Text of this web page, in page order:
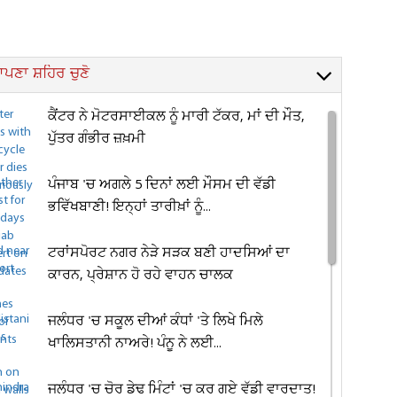
ਸ਼ਹਿਰ ਚੁਣੋ
ਕੈਂਟਰ ਨੇ ਮੋਟਰਸਾਈਕਲ ਨੂੰ ਮਾਰੀ ਟੱਕਰ, ਮਾਂ ਦੀ ਮੌਤ,
ਪੁੱਤਰ ਗੰਭੀਰ ਜ਼ਖ਼ਮੀ
ਪੰਜਾਬ 'ਚ ਅਗਲੇ 5 ਦਿਨਾਂ ਲਈ ਮੌਸਮ ਦੀ ਵੱਡੀ
ਭਵਿੱਖਬਾਣੀ! ਇਨ੍ਹਾਂ ਤਾਰੀਖ਼ਾਂ ਨੂੰ...
ਟਰਾਂਸਪੋਰਟ ਨਗਰ ਨੇੜੇ ਸੜਕ ਬਣੀ ਹਾਦਸਿਆਂ ਦਾ
ਕਾਰਨ, ਪ੍ਰੇਸ਼ਾਨ ਹੋ ਰਹੇ ਵਾਹਨ ਚਾਲਕ
ਜਲੰਧਰ 'ਚ ਸਕੂਲ ਦੀਆਂ ਕੰਧਾਂ 'ਤੇ ਲਿਖੇ ਮਿਲੇ
ਖਾਲਿਸਤਾਨੀ ਨਾਅਰੇ! ਪੰਨੂ ਨੇ ਲਈ...
ਜਲੰਧਰ 'ਚ ਚੋਰ ਡੇਢ ਮਿੰਟਾਂ 'ਚ ਕਰ ਗਏ ਵੱਡੀ ਵਾਰਦਾਤ!